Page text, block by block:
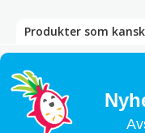
Jessica Rindegård–
supergod!! Lite
smak.
Produkter som